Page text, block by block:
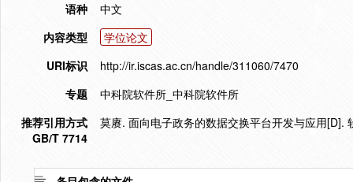
语种
中文
内容类型
学位论文
URI标识
http://ir.iscas.ac.cn/handle/311060/7470
专题
中科院软件所_中科院软件所
推荐引用方式
GB/T 7714
莫赓. 面向电子政务的数据交换平台开发与应用[D].